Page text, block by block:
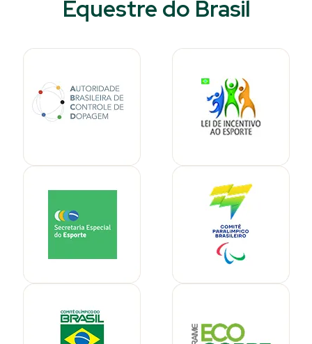
Equestre do Brasil